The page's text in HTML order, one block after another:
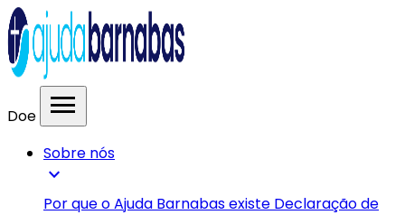
Doe menu
Sobre nós
expand_more
Por que o Ajuda Barnabas existe Declaração de